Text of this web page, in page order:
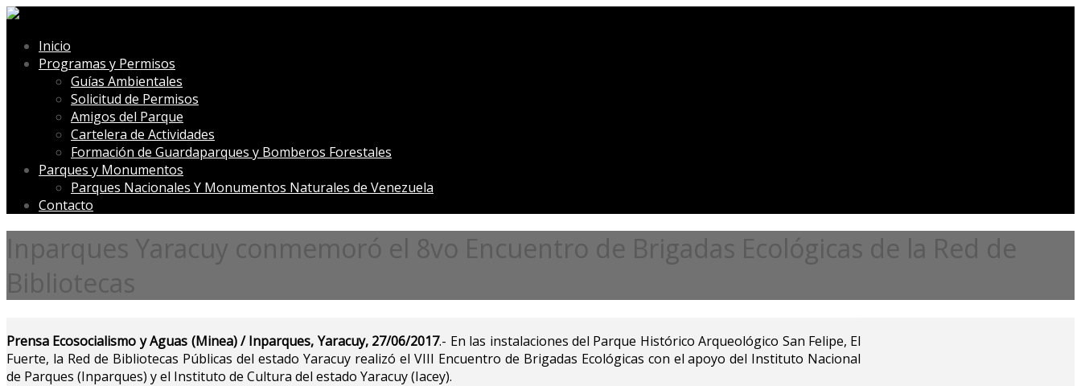
Inicio
Programas y Permisos
Guías Ambientales
Solicitud de Permisos
Amigos del Parque
Cartelera de Actividades
Formación de Guardaparques y Bomberos Forestales
Parques y Monumentos
Parques Nacionales Y Monumentos Naturales de Venezuela
Contacto
Inparques Yaracuy conmemoró el 8vo Encuentro de Brigadas Ecológicas de la Red de
Bibliotecas
Prensa Ecosocialismo y Aguas (Minea) / Inparques, Yaracuy, 27/06/2017.- En las instalaciones del Parque Histórico Arqueológico San Felipe, El
Fuerte, la Red de Bibliotecas Públicas del estado Yaracuy realizó el VIII Encuentro de Brigadas Ecológicas con el apoyo del Instituto Nacional
de Parques (Inparques) y el Instituto de Cultura del estado Yaracuy (Iacey).